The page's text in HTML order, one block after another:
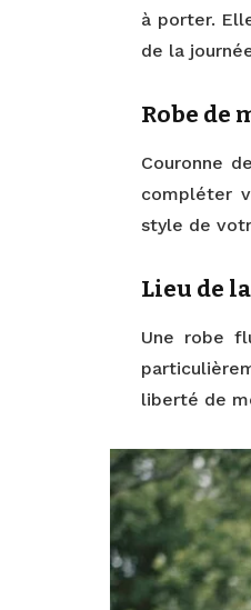
à porter.
de la
Robe de
Couronne
compléter
style de
Lieu de
Une robe
liberté de